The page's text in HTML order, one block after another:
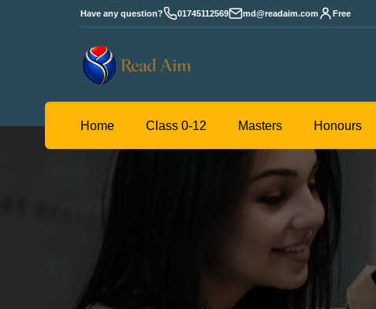
Have any question? 01745112569 md@readaim.com Free
Home Masters
Read